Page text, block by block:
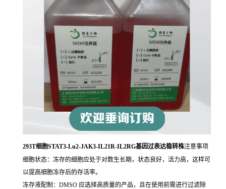
293T细胞STAT3-Lu2-JAK3-IL21R-IL2RG基因过表达稳转株注意事项
细胞状态：冻存的细胞应处于对数生长期，状态良好，活力高，这样可
以提高细胞冻存后的存活率。
冻存液配制：DMSO 应选择高质量的产品，且在使用前需进行过滤除